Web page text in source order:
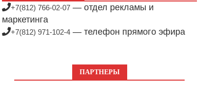
+7(812) 766-02-07 — отдел рекламы и
маркетинга
+7(812) 971-102-4 — телефон прямого эфира
ПАРТНЕРЫ